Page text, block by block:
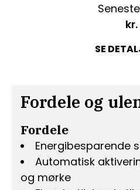
Fordele og
Fordele
Energibesparende
Automatisk
og mørke
kr.
SE